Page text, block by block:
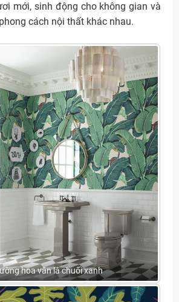
mới, sinh động cho không gian và
cách nội thất khác nhau.
hoa văn lá chuối xanh